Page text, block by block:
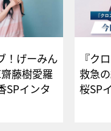
！げーみん
藤樹愛羅
SPインタ
『ク
救急
桜SP